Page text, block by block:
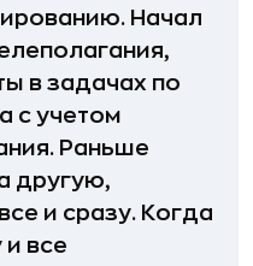
Начал
в задачах по
с учетом
Раньше
другую,
и сразу. Когда
все